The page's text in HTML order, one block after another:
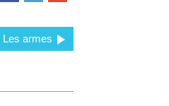
Les armes